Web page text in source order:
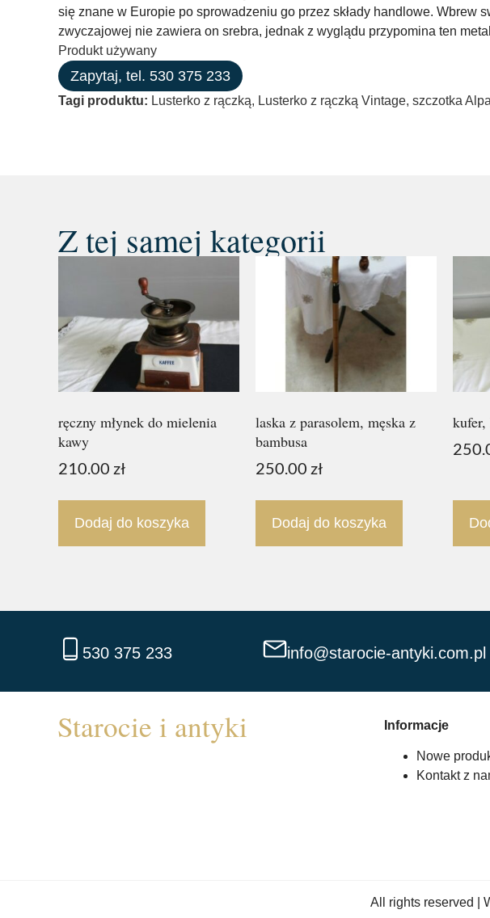
się znane w Europie po sprowadzeniu go przez składy handlowe. Wbrew
zwyczajowej nie zawiera on srebra, jednak z wyglądu przypomina ten
Produkt używany
Zapytaj, tel. 530 375 233
Tagi produktu: Lusterko z rączką, Lusterko z rączką Vintage, szczotka
Z tej samej kategorii
ręczny młynek do mielenia
kawy
210.00 zł
Dodaj do koszyka
laska z parasolem, męska z
bambusa
250.00 zł
Dodaj do koszyka
kufer,
530 375 233 info@starocie-antyki.com.pl
Informacje
Nowe
Kontakt z
All rights reserved |